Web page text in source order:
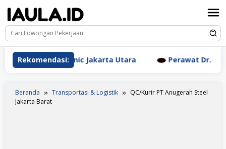
konten
Rekomendasi:
Clinic Jakarta Utara Perawat Dr. Triyanti
Beranda Transportasi & Logistik
QC/Kurir PT Anugerah Steel
Jakarta Barat